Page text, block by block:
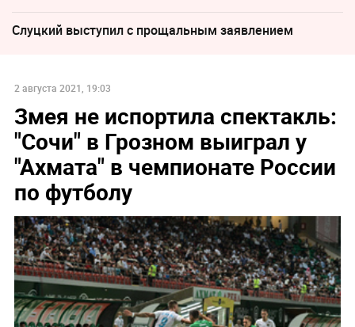
Слуцкий выступил с прощальным заявлением
2 августа 2021, 19:03
Змея не испортила спектакль:
"Сочи" в Грозном выиграл у
"Ахмата" в чемпионате России
по футболу